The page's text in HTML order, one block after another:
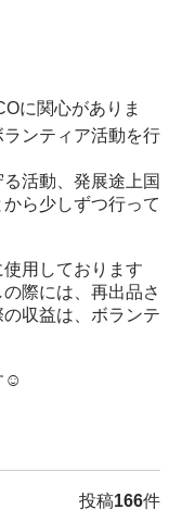
に関心がありま
ンティア活動を行
活動、発展途上国
ら少しずつ行って
用しております
際には、再出品さ
収益は、ボランテ
☺️
投稿166件